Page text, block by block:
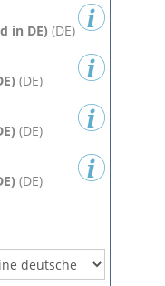
in DE) (DE)
(DE)
(DE)
(DE)